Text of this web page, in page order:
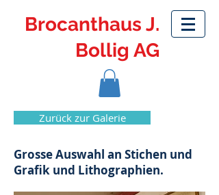
Brocanthaus J.
Bollig AG
Zurück zur Galerie
Grosse Auswahl an Stichen und
Grafik und Lithographien.